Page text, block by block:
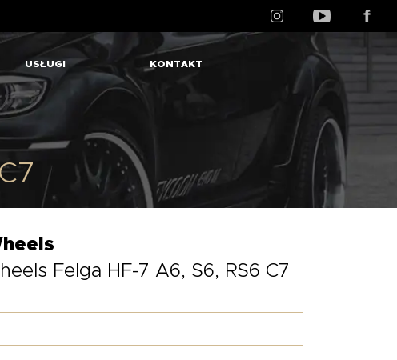
USŁUGI KONTAKT
Felga HF-7 A6, S6, RS6 C7